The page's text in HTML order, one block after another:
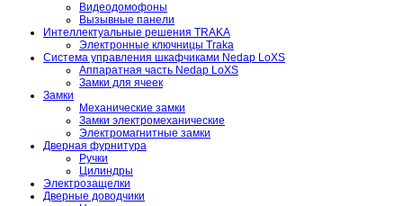
Видеодомофоны
Вызывные панели
Интеллектуальные решения TRAKA
Электронные ключницы Traka
Система управления шкафчиками Nedap LoXS
Аппаратная часть Nedap LoXS
Замки для ячеек
Замки
Механические замки
Замки электромеханические
Электромагнитные замки
Дверная фурнитура
Ручки
Цилиндры
Электрозащелки
Дверные доводчики